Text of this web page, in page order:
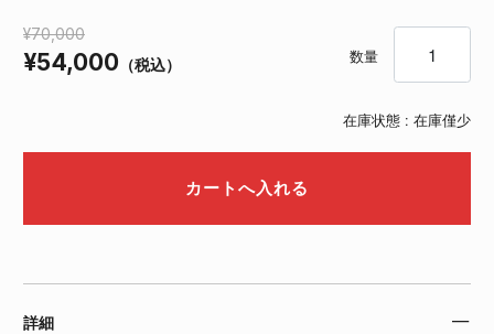
在庫状態 : 在庫僅少
¥70,000
¥54,000 （税込） 数量
数量
詳細